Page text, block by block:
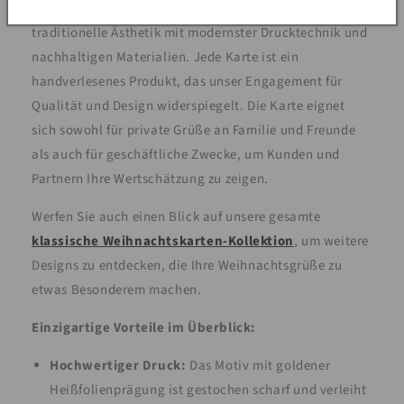
traditionelle Ästhetik mit modernster Drucktechnik und
nachhaltigen Materialien. Jede Karte ist ein
handverlesenes Produkt, das unser Engagement für
Qualität und Design widerspiegelt. Die Karte eignet
sich sowohl für private Grüße an Familie und Freunde
als auch für geschäftliche Zwecke, um Kunden und
Partnern Ihre Wertschätzung zu zeigen.
Werfen Sie auch einen Blick auf unsere gesamte
klassische Weihnachtskarten-Kollektion, um weitere
Designs zu entdecken, die Ihre Weihnachtsgrüße zu
etwas Besonderem machen.
Einzigartige Vorteile im Überblick:
Hochwertiger Druck: Das Motiv mit goldener
Heißfolienprägung ist gestochen scharf und verleiht